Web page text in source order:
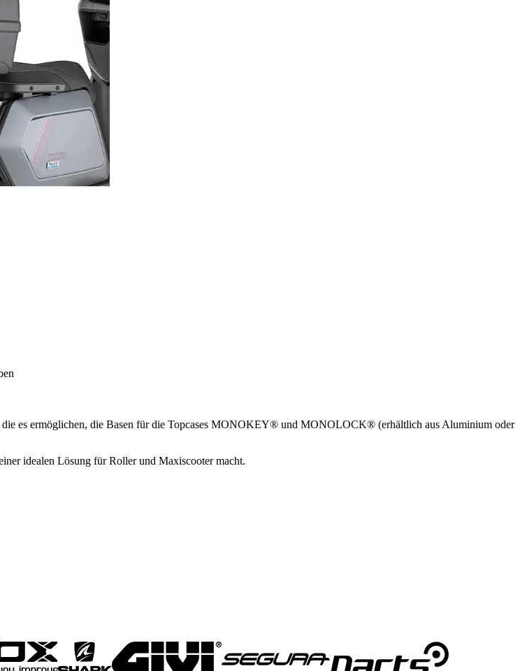
es ermöglichen, die Basen für die Topcases MONOKEY® und MONOLOCK® (erhältlich aus Aluminium oder
idealen Lösung für Roller und Maxiscooter macht.